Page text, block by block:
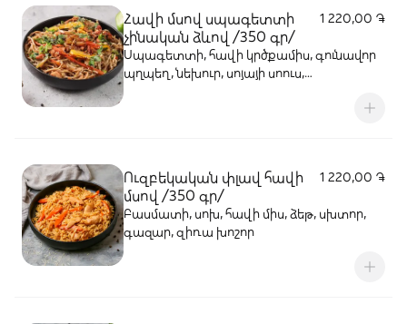
Հավի մսով սպագետտի
չինական ձևով /350 գր/
1 220,00 ֏
Սպագետտի, հավի կրծքամիս, գունավոր
պղպեղ, նեխուր, սոյայի սոուս,
Ուզբեկական փլավ հավի
մսով /350 գր/
1 220,00 ֏
Բասմատի, սոխ, հավի միս, ձեթ, սխտոր,
գազար, զիռա խոշոր